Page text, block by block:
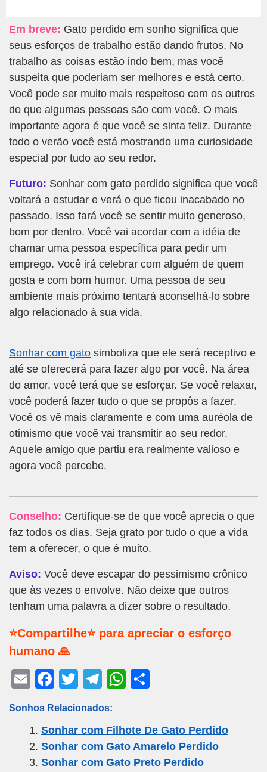
Em breve: Gato perdido em sonho significa que
seus esforços de trabalho estão dando frutos. No
trabalho as coisas estão indo bem, mas você
suspeita que poderiam ser melhores e está certo.
Você pode ser muito mais respeitoso com os outros
do que algumas pessoas são com você. O mais
importante agora é que você se sinta feliz. Durante
todo o verão você está mostrando uma curiosidade
especial por tudo ao seu redor.
Futuro: Sonhar com gato perdido significa que você
voltará a estudar e verá o que ficou inacabado no
passado. Isso fará você se sentir muito generoso,
bom por dentro. Você vai acordar com a idéia de
chamar uma pessoa específica para pedir um
emprego. Você irá celebrar com alguém de quem
gosta e com bom humor. Uma pessoa de seu
ambiente mais próximo tentará aconselhá-lo sobre
algo relacionado à sua vida.
Sonhar com gato simboliza que ele será receptivo e
até se oferecerá para fazer algo por você. Na área
do amor, você terá que se esforçar. Se você relaxar,
você poderá fazer tudo o que se propôs a fazer.
Você os vê mais claramente e com uma auréola de
otimismo que você vai transmitir ao seu redor.
Aquele amigo que partiu era realmente valioso e
agora você percebe.
Conselho: Certifique-se de que você aprecia o que
faz todos os dias. Seja grato por tudo o que a vida
tem a oferecer, o que é muito.
Aviso: Você deve escapar do pessimismo crônico
que às vezes o envolve. Não deixe que outros
tenham uma palavra a dizer sobre o resultado.
⭐Compartilhe⭐ para apreciar o esforço
humano 🙏
E
ail
F
c
e
b
T
tt
er
T
e
gr
a
W
s
A
e
Sonhos Relacionados:
Sonhar com Filhote De Gato Perdido
Sonhar com Gato Amarelo Perdido
Sonhar com Gato Preto Perdido